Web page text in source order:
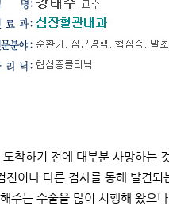
착하기 전에 대부분 사망하는
진이나 다른 검사를 통해 발견
주는 수술을 많이 시행해 왔으